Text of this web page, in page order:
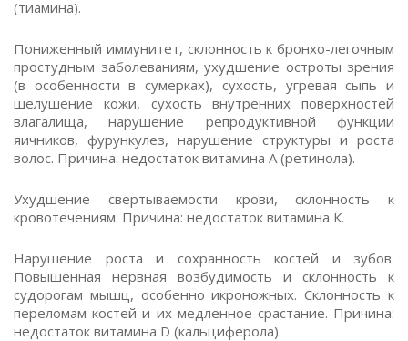
(тиамина).
Пониженный иммунитет, склонность к бронхо-легочным
простудным заболеваниям, ухудшение остроты зрения
(в особенности в сумерках), сухость, угревая сыпь и
шелушение кожи, сухость внутренних поверхностей
влагалища, нарушение репродуктивной функции
яичников, фурункулез, нарушение структуры и роста
волос. Причина: недостаток витамина А (ретинола).
Ухудшение свертываемости крови, склонность к
кровотечениям. Причина: недостаток витамина К.
Нарушение роста и сохранность костей и зубов.
Повышенная нервная возбудимость и склонность к
судорогам мышц, особенно икроножных. Склонность к
переломам костей и их медленное срастание. Причина:
недостаток витамина D (кальциферола).